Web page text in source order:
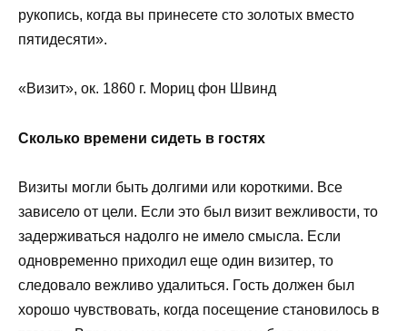
рукопись, когда вы принесете сто золотых вместо
пятидесяти».
«Визит», ок. 1860 г. Мориц фон Швинд
Сколько времени сидеть в гостях
Визиты могли быть долгими или короткими. Все
зависело от цели. Если это был визит вежливости, то
задерживаться надолго не имело смысла. Если
одновременно приходил еще один визитер, то
следовало вежливо удалиться. Гость должен был
хорошо чувствовать, когда посещение становилось в